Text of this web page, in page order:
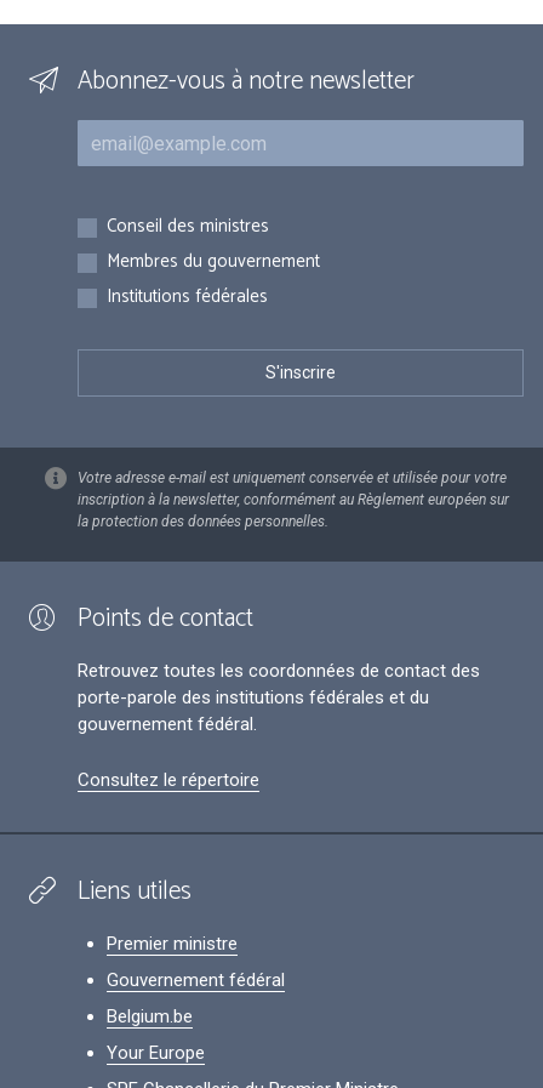
Abonnez-vous à notre newsletter
Courriel
Inscriptions
Conseil des ministres
Membres du gouvernement
Institutions fédérales
Votre adresse e-mail est uniquement conservée et utilisée pour votre
inscription à la newsletter, conformément au Règlement européen sur
la protection des données personnelles.
Points de contact
Retrouvez toutes les coordonnées de contact des
porte-parole des institutions fédérales et du
gouvernement fédéral.
Consultez le répertoire
Liens utiles
Premier ministre
Gouvernement fédéral
Belgium.be
Your Europe